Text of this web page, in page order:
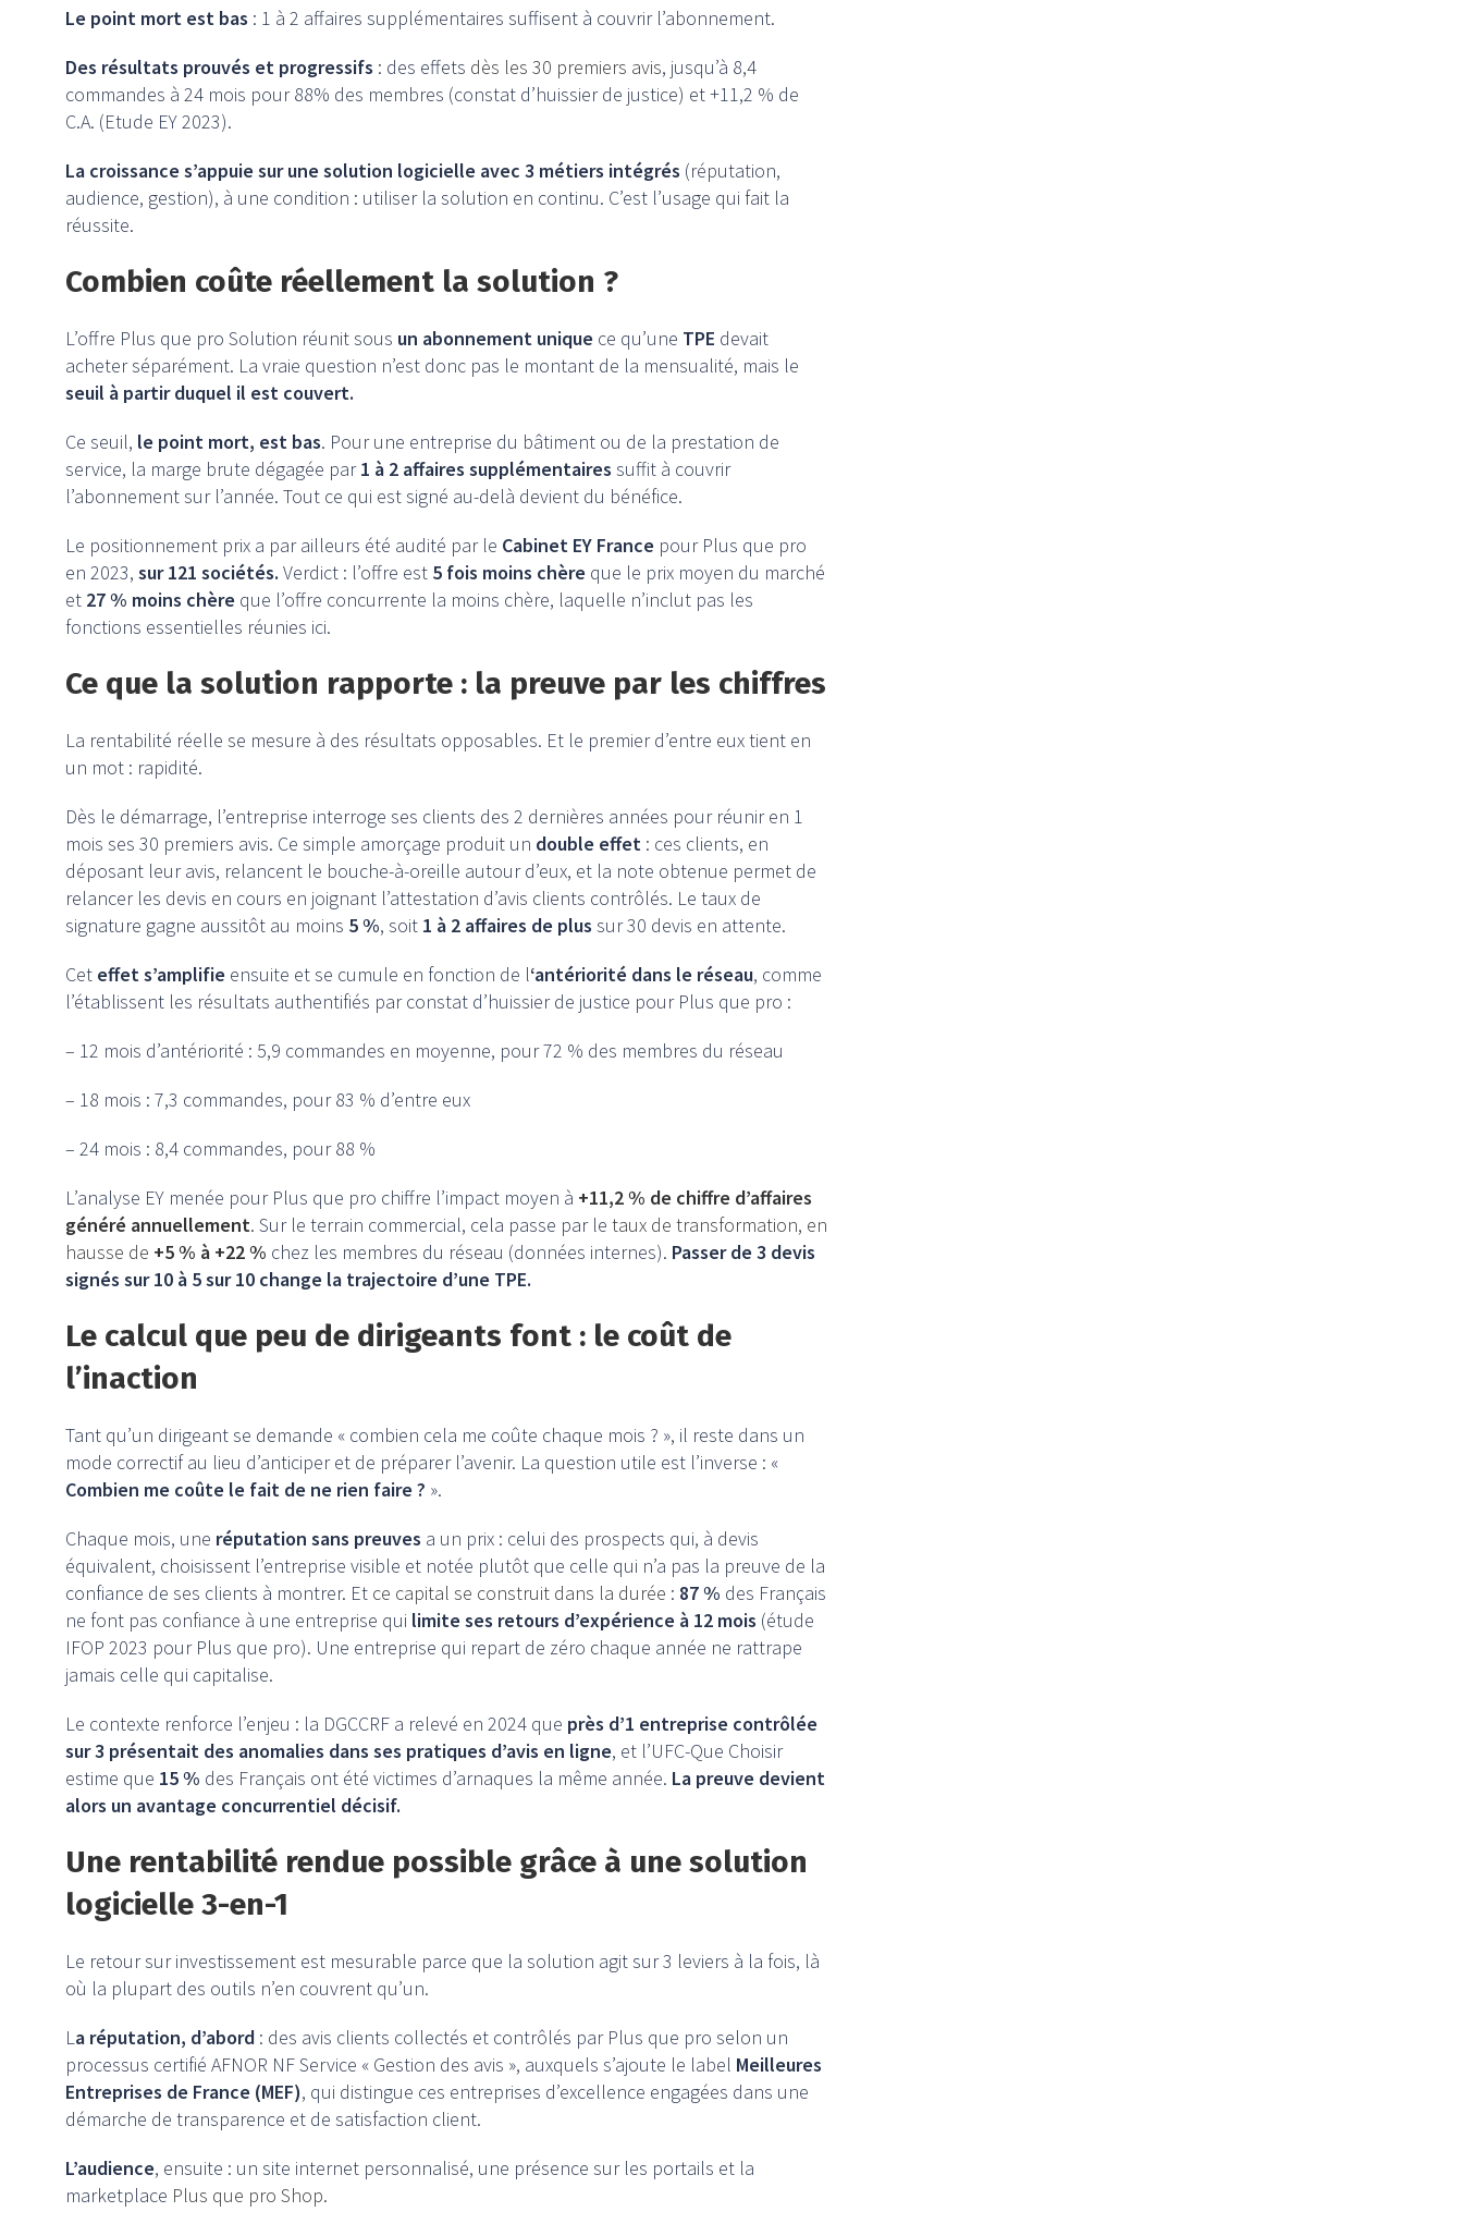
Le point mort est bas : 1 à 2 affaires supplémentaires suffisent à couvrir l’abonnement.
Des résultats prouvés et progressifs : des effets dès les 30 premiers avis, jusqu’à 8,4
commandes à 24 mois pour 88% des membres (constat d’huissier de justice) et +11,2 % de
C.A. (Etude EY 2023).
La croissance s’appuie sur une solution logicielle avec 3 métiers intégrés (réputation,
audience, gestion), à une condition : utiliser la solution en continu. C’est l’usage qui fait la
réussite.
Combien coûte réellement la solution ?
L’offre Plus que pro Solution réunit sous un abonnement unique ce qu’une TPE devait
acheter séparément. La vraie question n’est donc pas le montant de la mensualité, mais le
seuil à partir duquel il est couvert.
Ce seuil, le point mort, est bas. Pour une entreprise du bâtiment ou de la prestation de
service, la marge brute dégagée par1 à 2 affaires supplémentaires suffit à couvrir
l’abonnement sur l’année. Tout ce qui est signé au-delà devient du bénéfice.
Le positionnement prix a par ailleurs été audité par le Cabinet EY France pour Plus que pro
en 2023, sur 121 sociétés. Verdict : l’offre est 5 fois moins chère que le prix moyen du marché
et 27 % moins chère que l’offre concurrente la moins chère, laquelle n’inclut pas les
fonctions essentielles réunies ici.
Ce que la solution rapporte : la preuve par les chiffres
La rentabilité réelle se mesure à des résultats opposables. Et le premier d’entre eux tient en
un mot : rapidité.
Dès le démarrage, l’entreprise interroge ses clients des 2 dernières années pour réunir en 1
mois ses 30 premiers avis. Ce simple amorçage produit un double effet : ces clients, en
déposant leur avis, relancent le bouche-à-oreille autour d’eux, et la note obtenue permet de
relancer les devis en cours en joignant l’attestation d’avis clients contrôlés. Le taux de
signature gagne aussitôt au moins 5 %, soit 1 à 2 affaires de plus sur 30 devis en attente.
Cet effet s’amplifie ensuite et se cumule en fonction de l‘antériorité dans le réseau, comme
l’établissent les résultats authentifiés par constat d’huissier de justice pour Plus que pro :
– 12 mois d’antériorité : 5,9 commandes en moyenne, pour 72 % des membres du réseau
– 18 mois : 7,3 commandes, pour 83 % d’entre eux
– 24 mois : 8,4 commandes, pour 88 %
L’analyse EY menée pour Plus que pro chiffre l’impact moyen à +11,2 % de chiffre d’affaires
généré annuellement. Sur le terrain commercial, cela passe par le taux de transformation, en
hausse de +5 % à +22 % chez les membres du réseau (données internes). Passer de 3 devis
signés sur 10 à 5 sur 10 change la trajectoire d’une TPE.
Le calcul que peu de dirigeants font : le coût de
l’inaction
Tant qu’un dirigeant se demande « combien cela me coûte chaque mois ? », il reste dans un
mode correctif au lieu d’anticiper et de préparer l’avenir. La question utile est l’inverse : «
Combien me coûte le fait de ne rien faire ? ».
Chaque mois, une réputation sans preuves a un prix : celui des prospects qui, à devis
équivalent, choisissent l’entreprise visible et notée plutôt que celle qui n’a pas la preuve de la
confiance de ses clients à montrer. Et ce capital se construit dans la durée : 87 % des Français
ne font pas confiance à une entreprise qui limite ses retours d’expérience à 12 mois (étude
IFOP 2023 pour Plus que pro). Une entreprise qui repart de zéro chaque année ne rattrape
jamais celle qui capitalise.
Le contexte renforce l’enjeu : la DGCCRF a relevé en 2024 que près d’1 entreprise contrôlée
sur 3 présentait des anomalies dans ses pratiques d’avis en ligne, et l’UFC-Que Choisir
estime que 15 % des Français ont été victimes d’arnaques la même année. La preuve devient
alors un avantage concurrentiel décisif.
Une rentabilité rendue possible grâce à une solution
logicielle 3-en-1
Le retour sur investissement est mesurable parce que la solution agit sur 3 leviers à la fois, là
où la plupart des outils n’en couvrent qu’un.
La réputation, d’abord : des avis clients collectés et contrôlés par Plus que pro selon un
processus certifié AFNOR NF Service « Gestion des avis », auxquels s’ajoute le label Meilleures
Entreprises de France (MEF), qui distingue ces entreprises d’excellence engagées dans une
démarche de transparence et de satisfaction client.
L’audience, ensuite : un site internet personnalisé, une présence sur les portails et la
marketplace Plus que pro Shop.